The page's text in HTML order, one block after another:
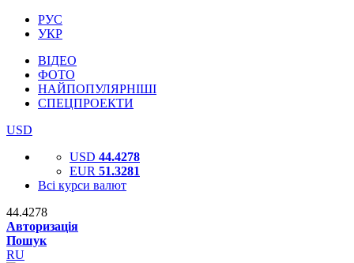
РУС
УКР
ВІДЕО
ФОТО
НАЙПОПУЛЯРНІШІ
СПЕЦПРОЕКТИ
USD
USD 44.4278
EUR 51.3281
Всі курси валют
44.4278
Авторизація
Пошук
RU